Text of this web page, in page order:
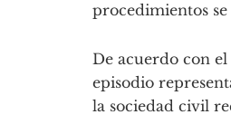
procedimientos
De acuerdo con
episodio
la sociedad civil